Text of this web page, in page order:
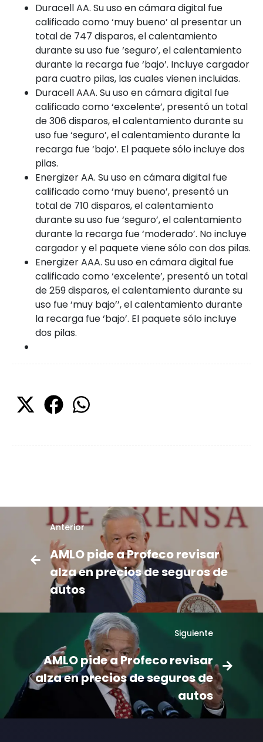
Duracell AA. Su uso en cámara digital fue
calificado como ‘muy bueno’ al presentar un
total de 747 disparos, el calentamiento
durante su uso fue ‘seguro’, el calentamiento
durante la recarga fue ‘bajo’. Incluye cargador
para cuatro pilas, las cuales vienen incluidas.
Duracell AAA. Su uso en cámara digital fue
calificado como ‘excelente’, presentó un total
de 306 disparos, el calentamiento durante su
uso fue ‘seguro’, el calentamiento durante la
recarga fue ‘bajo’. El paquete sólo incluye dos
pilas.
Energizer AA. Su uso en cámara digital fue
calificado como ‘muy bueno’, presentó un
total de 710 disparos, el calentamiento
durante su uso fue ‘seguro’, el calentamiento
durante la recarga fue ‘moderado’. No incluye
cargador y el paquete viene sólo con dos pilas.
Energizer AAA. Su uso en cámara digital fue
calificado como ‘excelente’, presentó un total
de 259 disparos, el calentamiento durante su
uso fue ‘muy bajo’’, el calentamiento durante
la recarga fue ‘bajo’. El paquete sólo incluye
dos pilas.
Anterior
AMLO pide a Profeco revisar
alza en precios de seguros de
autos
Siguiente
AMLO pide a Profeco revisar
alza en precios de seguros de
autos